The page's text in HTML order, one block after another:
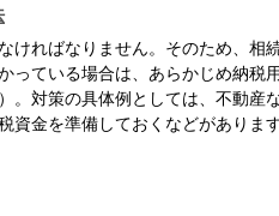
ければなりません。そのため、相
っている場合は、あらかじめ納税
。対策の具体例としては、不動産
資金を準備しておくなどがありま